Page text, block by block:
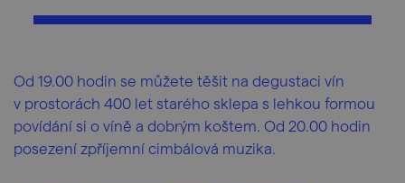
Od 19.00 hodin se můžete těšit na degustaci vín
v prostorách 400 let starého sklepa s lehkou formou
povídání si o víně a dobrým koštem. Od 20.00 hodin
posezení zpříjemní cimbálová muzika.